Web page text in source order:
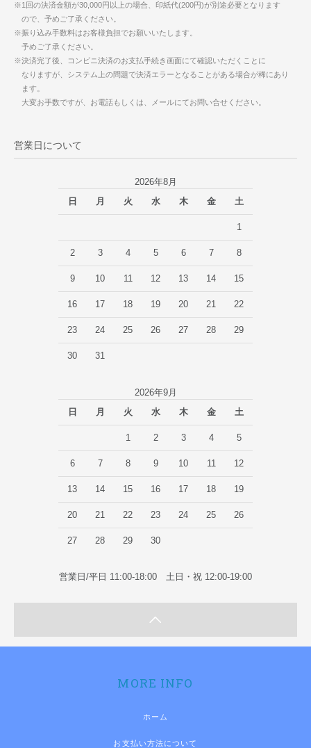
※1回の決済金額が30,000円以上の場合、印紙代(200円)が別途必要となります
ので、予めご了承ください。
※振り込み手数料はお客様負担でお願いいたします。
予めご了承ください。
※決済完了後、コンビニ決済のお支払手続き画面にて確認いただくことに
なりますが、システム上の問題で決済エラーとなることがある場合が稀にあり
ます。
大変お手数ですが、お電話もしくは、メールにてお問い合せください。
営業日について
2026年8月
日
月 火 水 木 金 土
1
2 3 4 5 6 7 8
9 10 11 12 13 14 15
16 17 18 19 20 21 22
23 24 25 26 27 28 29
30 31
2026年9月
日
月 火 水 木 金 土
1 2 3 4 5
6 7 8 9 10 11 12
13 14 15 16 17 18 19
20 21 22 23 24 25 26
27 28 29 30
営業日/平日 11:00-18:00 土日・祝 12:00-19:00
MORE INFO
ホーム
お支払い方法について